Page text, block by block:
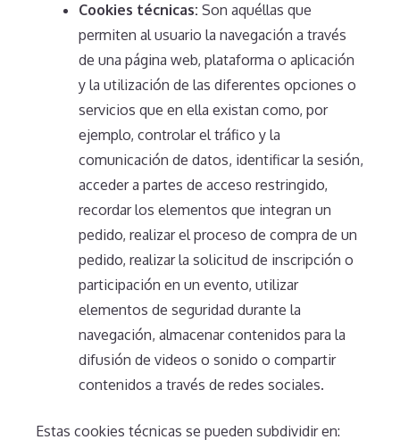
Cookies técnicas: Son aquéllas que
permiten al usuario la navegación a través
de una página web, plataforma o aplicación
y la utilización de las diferentes opciones o
servicios que en ella existan como, por
ejemplo, controlar el tráfico y la
comunicación de datos, identificar la sesión,
acceder a partes de acceso restringido,
recordar los elementos que integran un
pedido, realizar el proceso de compra de un
pedido, realizar la solicitud de inscripción o
participación en un evento, utilizar
elementos de seguridad durante la
navegación, almacenar contenidos para la
difusión de videos o sonido o compartir
contenidos a través de redes sociales.
Estas cookies técnicas se pueden subdividir en: